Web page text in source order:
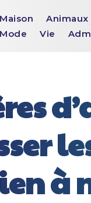
Maison Animaux
Mode
Vie
à